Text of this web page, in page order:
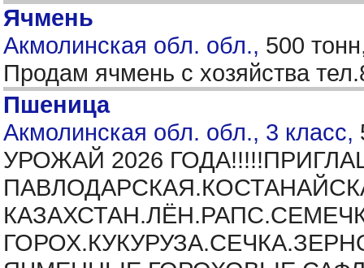
Ячмень
Акмолинская обл. обл., 500
Продам ячмень с хозяйства
Пшеница
Акмолинская обл. обл., 3 класс,
УРОЖАЙ 2026